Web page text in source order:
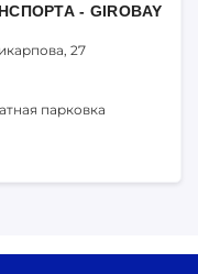
- GIROBAY
27
парковка